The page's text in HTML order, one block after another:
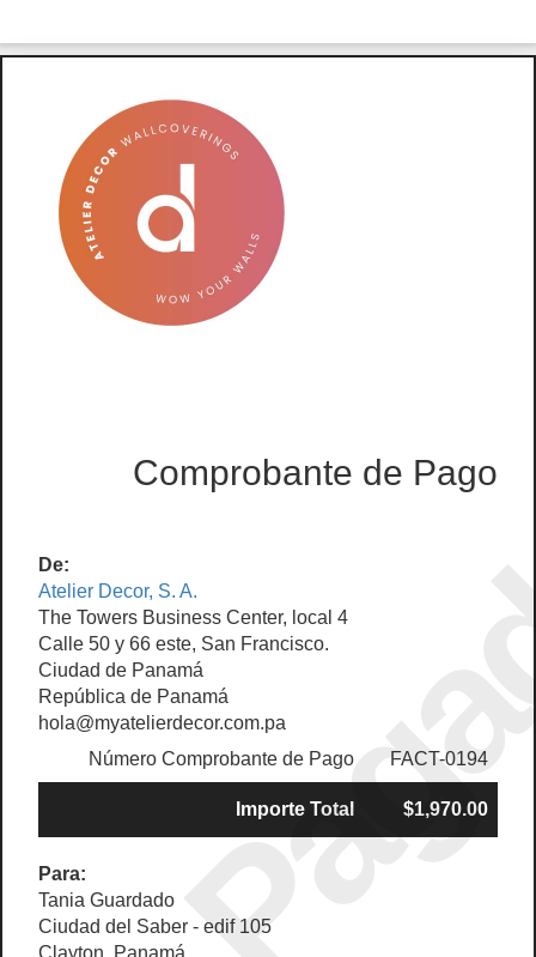
Comprobante de Pago
De:
Atelier Decor, S. A.
The Towers Business Center, local 4
Calle 50 y 66 este, San Francisco.
Ciudad de Panamá
República de Panamá
hola@myatelierdecor.com.pa
Número Comprobante de Pago
FACT-0194
Importe Total $1,970.00
Para:
Tania Guardado
Ciudad del Saber - edif 105
Clayton, Panamá